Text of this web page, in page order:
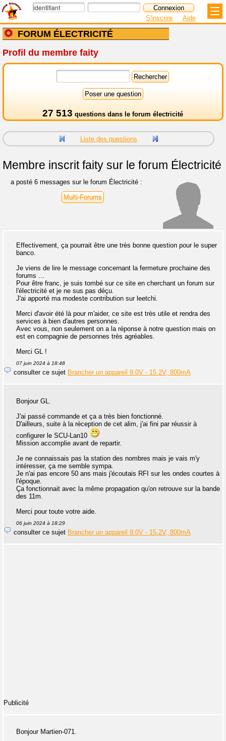
FORUM ÉLECTRICITÉ
S'inscrire Aide
Profil du membre faity
27 513 questions dans le forum électricité
Liste des questions
Membre inscritfaity sur le forum Électricité
a posté 6 messages sur le forum Électricité :
Multi-Forums
Effectivement, ça pourrait être une très bonne question pour le super
banco.
Je viens de lire le message concernant la fermeture prochaine des
forums ...
Pour être franc, je suis tombé sur ce site en cherchant un forum sur
l'électricité et je ne sus pas déçu.
J'ai apporté ma modeste contribution sur leetchi.
Merci d'avoir été là pour m'aider, ce site est très utile et rendra des
services à bien d'autres personnes.
Avec vous, non seulement on a la réponse à notre question mais on
est en compagnie de personnes très agréables.
Merci GL !
07 juin 2024 à 18:48
consulter ce sujet Brancher un appareil 9.0V - 15.2V, 800mA
Bonjour GL.
J'ai passé commande et ça a très bien fonctionné.
D'ailleurs, suite à la réception de cet alim, j'ai fini par réussir à
configurer le SCU-Lan10
Mission accomplie avant de repartir.
Je ne connaissais pas la station des nombres mais je vais m'y
intéresser, ça me semble sympa.
Je n'ai pas encore 50 ans mais j'écoutais RFI sur les ondes courtes à
l'époque.
Ça fonctionnait avec la même propagation qu'on retrouve sur la bande
des 11m.
Merci pour toute votre aide.
06 juin 2024 à 18:29
consulter ce sujet Brancher un appareil 9.0V - 15.2V, 800mA
Publicité
Bonjour Martien-071.